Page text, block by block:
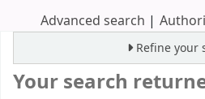
Advanced search
Refine your
Your search